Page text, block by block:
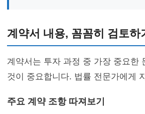
계약서 내용, 꼼꼼히 검토하
계약서는 투자 과정 중 가장 중요한
것이 중요합니다. 법률 전문가에게
주요 계약 조항 따져보기